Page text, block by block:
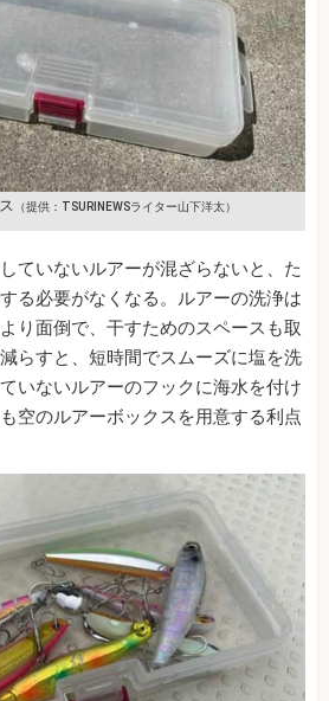
（提供：TSURINEWSライター山下洋太）
ていないルアーが混ざらないと、た
る必要がなくなる。ルアーの洗浄は
り面倒で、干すためのスペースも取
らすと、短時間でスムーズに塩を洗
いないルアーのフックに海水を付け
空のルアーボックスを用意する利点